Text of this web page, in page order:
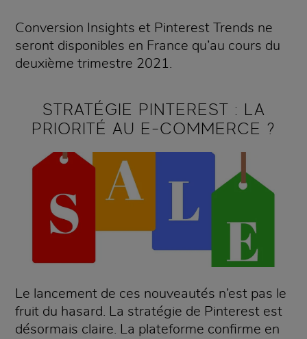
Conversion Insights et Pinterest Trends ne
seront disponibles en France qu’au cours du
deuxième trimestre 2021.
STRATÉGIE PINTEREST : LA
PRIORITÉ AU E-COMMERCE ?
Le lancement de ces nouveautés n’est pas le
fruit du hasard. La stratégie de Pinterest est
désormais claire. La plateforme confirme en